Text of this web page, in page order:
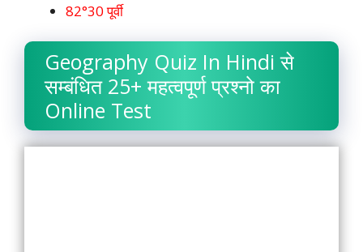
82°30 पूर्वी
Geography Quiz In Hindi से
सम्बंधित 25+ महत्वपूर्ण प्रश्नो का
Online Test